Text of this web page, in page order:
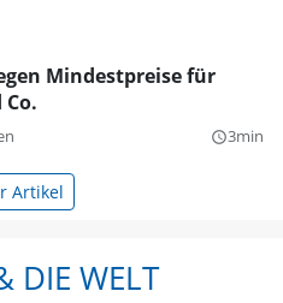
Mindestpreise für
query_builder3min
Artikel
DIE WELT